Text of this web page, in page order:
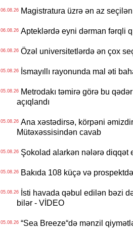
06.08.26Magistratura üzrə ən az
06.08.26Apteklərdə eyni dərman fərqli
06.08.26Özəl universitetlərdə ən çox
05.08.26İsmayıllı rayonunda mal əti
05.08.26Metrodakı təmirə görə bu
açıqlandı
05.08.26Ana xəstədirsə, körpəni
Mütəxəssisindən cavab
05.08.26Şokolad alarkən nələrə diqqət
05.08.26Bakıda 108 küçə və
05.08.26İsti havada qəbul edilən bəzi
bilər - VİDEO
05.08.26“Sea Breeze“də mənzil